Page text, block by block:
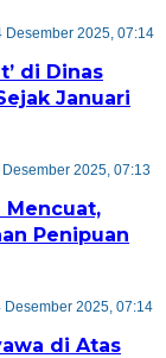
Desember 2025, 07:14
di Dinas
Januari
2025, 07:13
Mencuat,
Penipuan
Desember 2025, 07:14
di Atas